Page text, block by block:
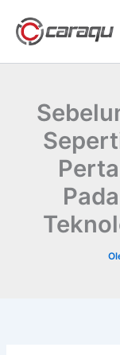
konten